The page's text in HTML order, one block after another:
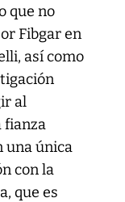
que no
Fibgar en
así como
al
fianza
una única
con la
que es